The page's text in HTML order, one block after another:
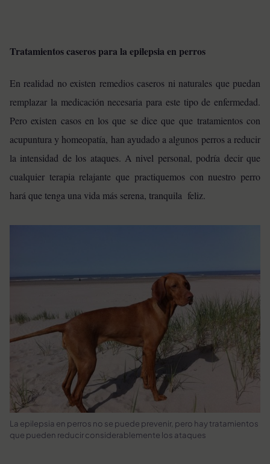
Tratamientos caseros para la epilepsia en perros
En realidad no existen remedios caseros ni naturales que puedan
remplazar la medicación necesaria para este tipo de enfermedad.
Pero existen casos en los que se dice que que tratamientos con
acupuntura y homeopatía, han ayudado a algunos perros a reducir
la intensidad de los ataques. A nivel personal, podría decir que
cualquier terapia relajante que practiquemos con nuestro perro
hará que tenga una vida más serena, tranquila feliz.
La epilepsia en perros no se puede prevenir, pero hay tratamientos
que pueden reducir considerablemente los ataques